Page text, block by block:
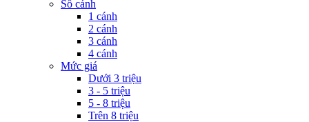
Số cánh
1 cánh
2 cánh
3 cánh
4 cánh
Mức giá
Dưới 3 triệu
3 - 5 triệu
5 - 8 triệu
Trên 8 triệu